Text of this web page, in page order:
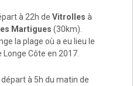
à 22h de Vitrolles à
Martigues (30km).
la plage où a eu lieu le
Côte en 2017.
départ à 5h du matin de